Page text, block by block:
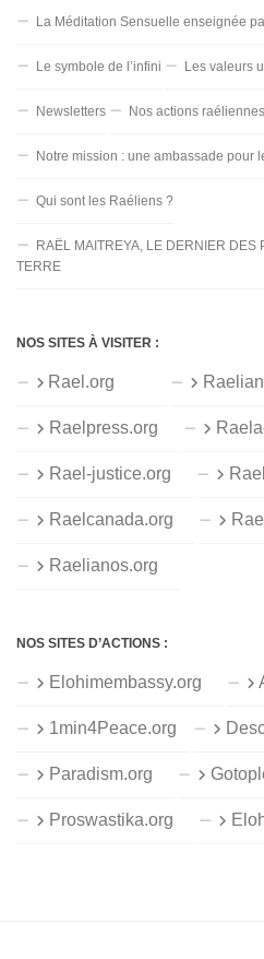
La Méditation Sensuelle enseignée
Le symbole de l’infini Les valeurs
Newsletters Nos actions raéliennes
Notre mission : une ambassade pour
Qui sont les Raéliens ?
RAËL MAITREYA, LE DERNIER
TERRE
NOS SITES À VISITER :
Rael.org
Raelpress.org
Rael-justice.org
Raelcanada.org
Raelianos.org
NOS SITES D’ACTIONS :
Elohimembassy.org
1min4Peace.org
Paradism.org
Proswastika.org